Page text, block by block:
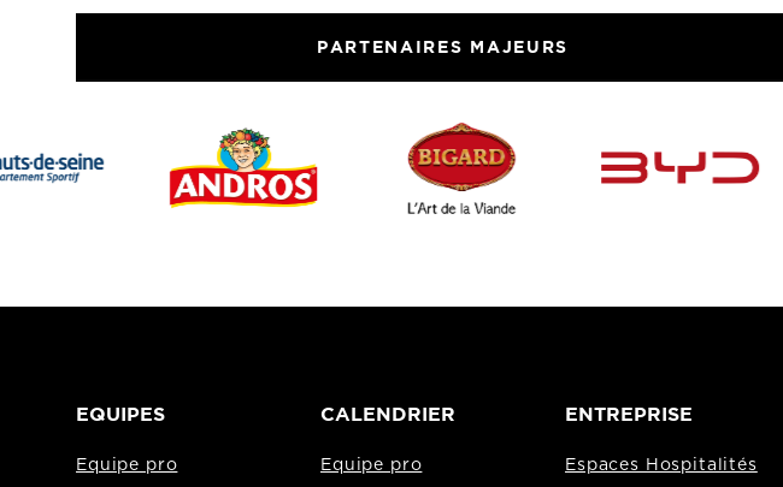
PARTENAIRES MAJEURS
EQUIPES
Equipe pro
CALENDRIER
Equipe pro
ENTREPRISE
Espaces Hospitalités